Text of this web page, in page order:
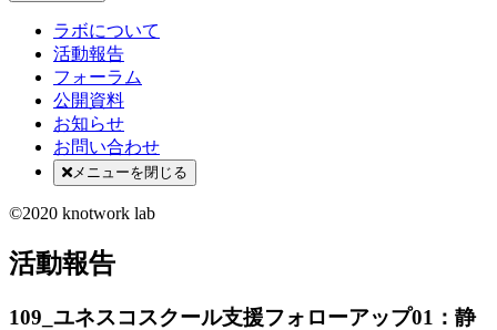
ラボについて
活動報告
フォーラム
公開資料
お知らせ
お問い合わせ
メニューを閉じる
©2020 knotwork lab
活動報告
109_ユネスコスクール支援フォローアップ01：静